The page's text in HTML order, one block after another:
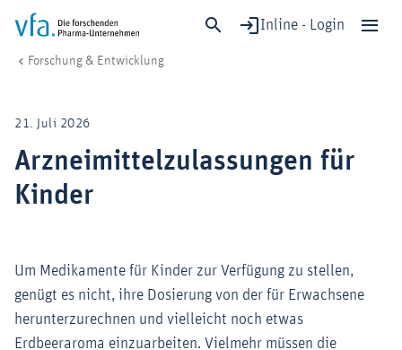
Inline - Login
Forschung & Entwicklung
Gesundheit & Versorgung
Wirtschaft & Standort
Digitalisierung & KI
Mitglied werden!
Forschung & Entwicklung
21. Juli 2026
Arzneimittelzulassungen für
Kinder
Um Medikamente für Kinder zur Verfügung zu stellen,
genügt es nicht, ihre Dosierung von der für Erwachsene
herunterzurechnen und vielleicht noch etwas
Erdbeeraroma einzuarbeiten. Vielmehr müssen die